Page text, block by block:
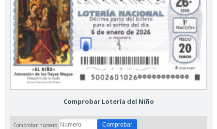
Comprobar Lotería del Niño
Comprobar número: